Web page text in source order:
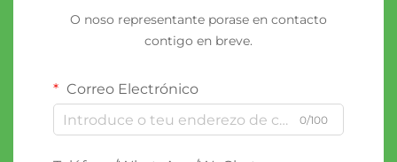
O noso representante porase en contacto
contigo en breve.
Correo Electrónico
0/100